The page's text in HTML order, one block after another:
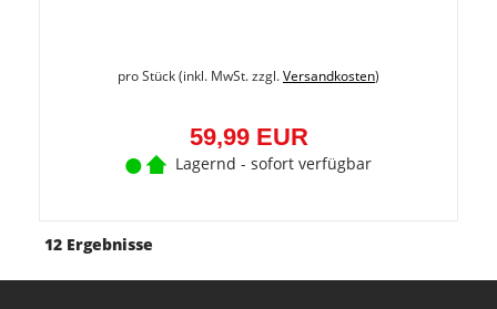
pro Stück (inkl. MwSt. zzgl.Versandkosten)
59,99 EUR
Lagernd - sofort verfügbar
12 Ergebnisse